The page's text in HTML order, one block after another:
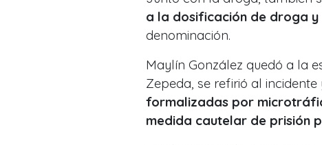
a la dosificación de droga y
denominación.
Maylín González quedó a la
Zepeda, se refirió al incidente
formalizadas por
medida cautelar de prisión